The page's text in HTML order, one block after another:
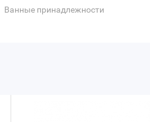
Ванные принадлежности